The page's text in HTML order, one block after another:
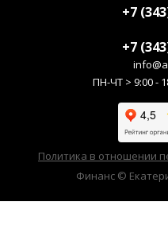
+7
+7
ПН-ЧТ > 9:00 -
Политика в отношении
Финанс ©